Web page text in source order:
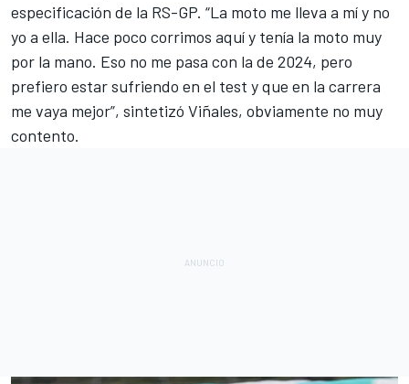
especificación de la RS-GP. “La moto me lleva a mí y no
yo a ella. Hace poco corrimos aquí y tenía la moto muy
por la mano. Eso no me pasa con la de 2024, pero
prefiero estar sufriendo en el test y que en la carrera
me vaya mejor”, sintetizó Viñales, obviamente no muy
contento.